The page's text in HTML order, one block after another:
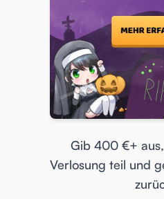
Gib 400 €+
Verlosung teil und